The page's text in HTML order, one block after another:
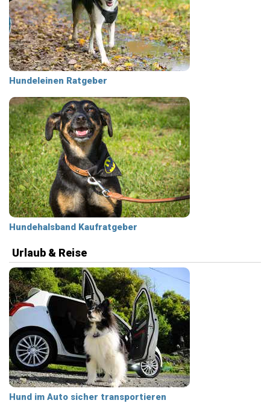
Hundeleinen Ratgeber
Hundehalsband Kaufratgeber
Urlaub & Reise
Hund im Auto sicher transportieren